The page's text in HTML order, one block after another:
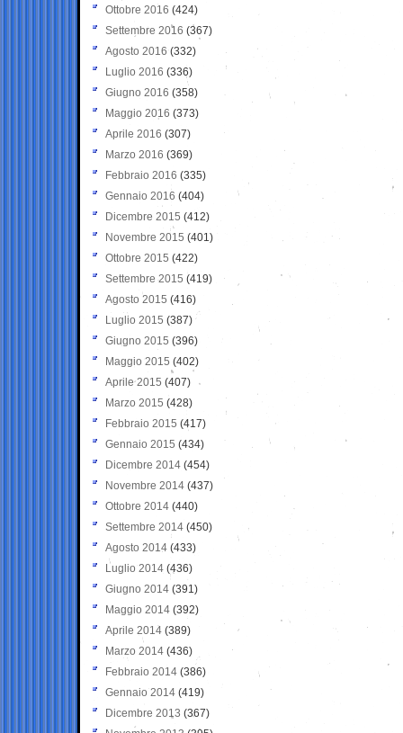
Ottobre 2016 (424)
Settembre 2016 (367)
Agosto 2016 (332)
Luglio 2016 (336)
Giugno 2016 (358)
Maggio 2016 (373)
Aprile 2016 (307)
Marzo 2016 (369)
Febbraio 2016 (335)
Gennaio 2016 (404)
Dicembre 2015 (412)
Novembre 2015 (401)
Ottobre 2015 (422)
Settembre 2015 (419)
Agosto 2015 (416)
Luglio 2015 (387)
Giugno 2015 (396)
Maggio 2015 (402)
Aprile 2015 (407)
Marzo 2015 (428)
Febbraio 2015 (417)
Gennaio 2015 (434)
Dicembre 2014 (454)
Novembre 2014 (437)
Ottobre 2014 (440)
Settembre 2014 (450)
Agosto 2014 (433)
Luglio 2014 (436)
Giugno 2014 (391)
Maggio 2014 (392)
Aprile 2014 (389)
Marzo 2014 (436)
Febbraio 2014 (386)
Gennaio 2014 (419)
Dicembre 2013 (367)